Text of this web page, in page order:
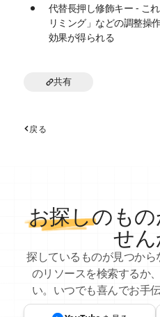
代替長押し修飾キー - こ
リミング」などの調整操
効果が得られる
共有
戻る
お探しのも
せん
探しているものが見つか
のリソースを検索するか
い。いつでも喜んでお手